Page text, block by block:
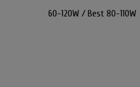
60-120W / Best 80-110W